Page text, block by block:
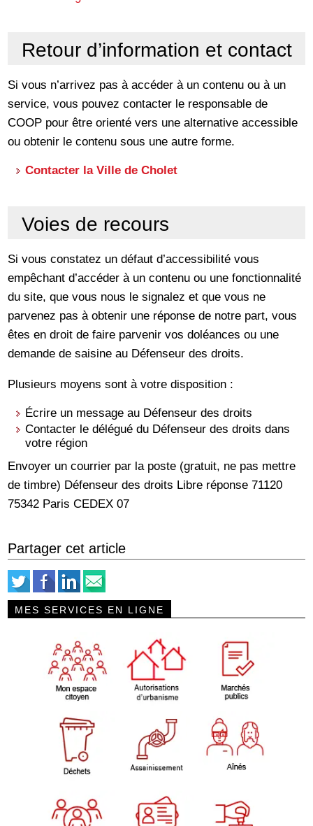
Retour d’information et contact
Si vous n’arrivez pas à accéder à un contenu ou à un
service, vous pouvez contacter le responsable de
COOP pour être orienté vers une alternative accessible
ou obtenir le contenu sous une autre forme.
Contacter la Ville de Cholet
Voies de recours
Si vous constatez un défaut d’accessibilité vous
empêchant d’accéder à un contenu ou une fonctionnalité
du site, que vous nous le signalez et que vous ne
parvenez pas à obtenir une réponse de notre part, vous
êtes en droit de faire parvenir vos doléances ou une
demande de saisine au Défenseur des droits.
Plusieurs moyens sont à votre disposition :
Écrire un message au Défenseur des droits
Contacter le délégué du Défenseur des droits dans
votre région
Envoyer un courrier par la poste (gratuit, ne pas mettre
de timbre) Défenseur des droits Libre réponse 71120
75342 Paris CEDEX 07
Partager cet article
MES SERVICES EN LIGNE